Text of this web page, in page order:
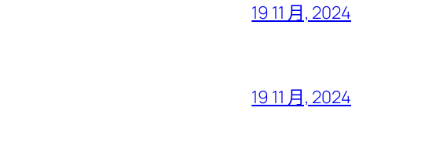
19 11 月, 2024
19 11 月, 2024